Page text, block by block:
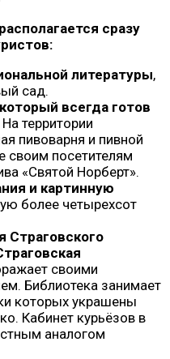
сразу
литературы,
сад.
всегда готов
На территории
пивоварня и пивной
своим посетителям
«Святой Норберт».
и картинную
более четырехсот
своими
Библиотека занимает
которых украшены
Кабинет курьёзов в
аналогом